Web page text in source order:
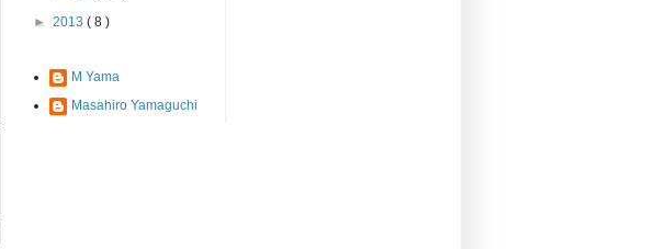
► 2013 ( 8 )
M Yama
Masahiro Yamaguchi